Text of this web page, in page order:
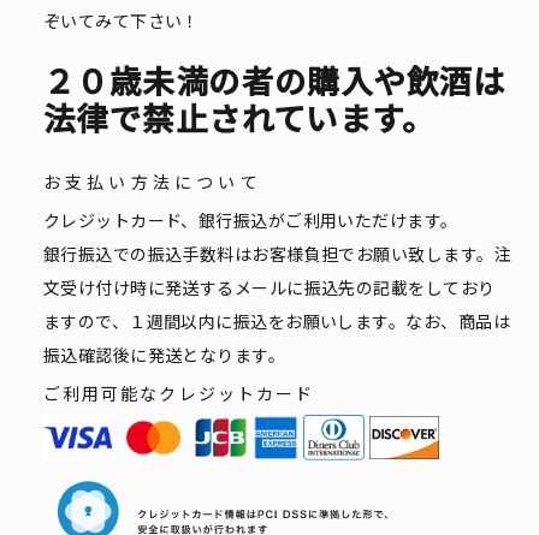
ぞいてみて下さい！
２０歳未満の者の購入や飲酒は
法律で禁止されています。
お支払い方法について
クレジットカード、銀行振込がご利用いただけます。
銀行振込での振込手数料はお客様負担でお願い致します。注
文受け付け時に発送するメールに振込先の記載をしており
ますので、１週間以内に振込をお願いします。なお、商品は
振込確認後に発送となります。
ご利用可能なクレジットカード